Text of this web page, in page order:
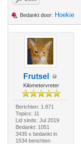
Bedankt door: Hoekie
Frutsel
Kilometervreter
Berichten: 1.871
Topics: 11
Lid sinds: Jul 2019
Bedankt: 1051
3435 x bedankt in
1534 berichten